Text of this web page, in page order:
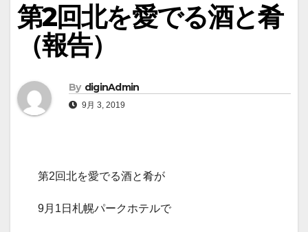
第2回北を愛でる酒と肴
（報告）
By diginAdmin
9月 3, 2019
第2回北を愛でる酒と肴が
9月1日札幌パークホテルで